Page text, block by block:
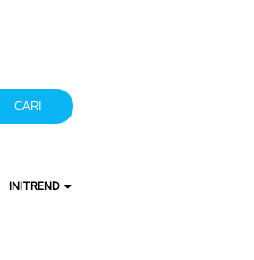
CARI
INITREND